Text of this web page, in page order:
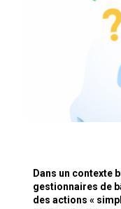
Dans un contexte
gestionnaires de
des actions «